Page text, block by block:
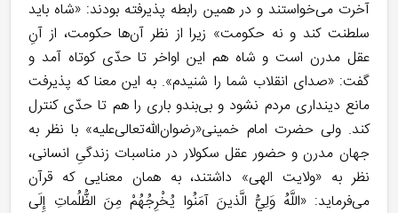
آخرت می‌خواستند و در همین رابطه پذیرفته بودند: «شاه باید
سلطنت کند و نه حکومت» زیرا از نظر آن‌ها حکومت، از آنِ
عقل مدرن است و شاه هم این اواخر تا حدّی کوتاه آمد و
گفت: «صدای انقلاب شما را شنیدم». به این معنا که پذیرفت
مانع دینداری مردم نشود و بی‌بندو باری را هم تا حدّی کنترل
کند. ولی حضرت امام خمینی«رضوان‌الله‌تعالی‌علیه» با نظر به
جهان مدرن و حضور عقل سکولار در مناسبات زندگیِ انسانی،
نظر به «ولایت الهی» داشتند، به همان معنایی که قرآن
می‌فرماید: «اللَّهُ وَلِيُّ الَّذينَ آمَنُوا يُخْرِجُهُمْ مِنَ الظُّلُماتِ إِلَى